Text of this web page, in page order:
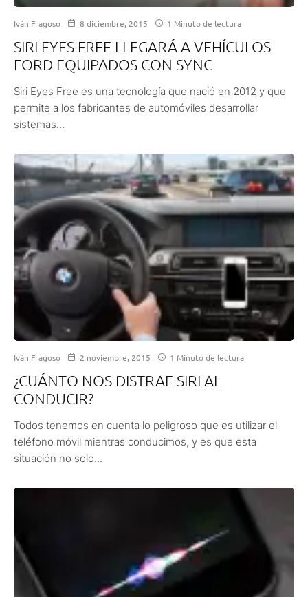
Iván Fragoso 8 diciembre, 2015 1 Minuto de lectura
SIRI EYES FREE LLEGARÁ A VEHÍCULOS
FORD EQUIPADOS CON SYNC
Siri Eyes Free es una tecnología que nació en 2012 y que
permite a los fabricantes de automóviles desarrollar
sistemas...
Iván Fragoso 2 noviembre, 2015 1 Minuto de lectura
¿CUÁNTO NOS DISTRAE SIRI AL
CONDUCIR?
Todos tenemos en cuenta lo peligroso que es utilizar el
teléfono móvil mientras conducimos, y es que esta
situación no solo...